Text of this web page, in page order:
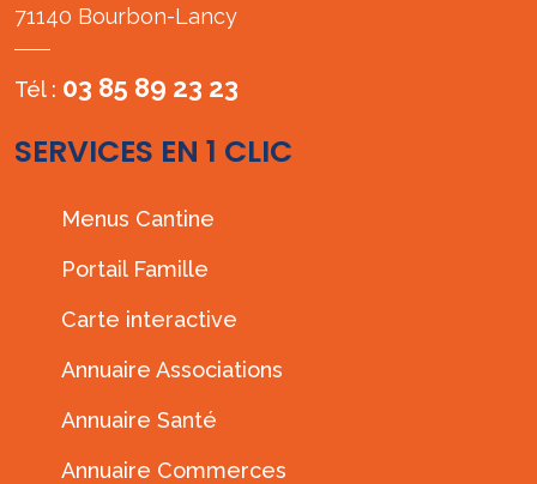
71140 Bourbon-Lancy
Tél : 03 85 89 23 23
SERVICES EN 1 CLIC
Menus Cantine
Portail Famille
Carte interactive
Annuaire Associations
Annuaire Santé
Annuaire Commerces